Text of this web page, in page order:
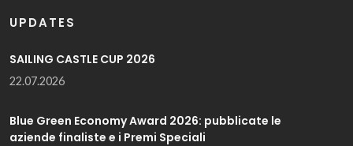
UPDATES
SAILING CASTLE CUP 2026
22.07.2026
Blue Green Economy Award 2026: pubblicate le
aziende finaliste e i Premi Speciali